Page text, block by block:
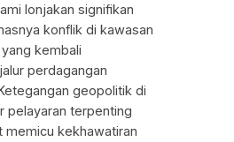
lonjakan signifikan
konflik di kawasan
kembali
perdagangan
geopolitik di
pelayaran terpenting
memicu kekhawatiran